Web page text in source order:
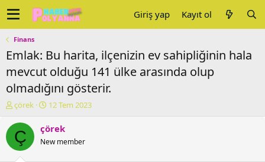
Giriş yap Kayıt ol
Finans
Emlak: Bu harita, ilçenizin ev sahipliğinin hala
mevcut olduğu 141 ülke arasında olup
olmadığını gösterir.
K
n
u
y
çörek
B
ş
a
12 Tem 2023
Ç çörek
New member